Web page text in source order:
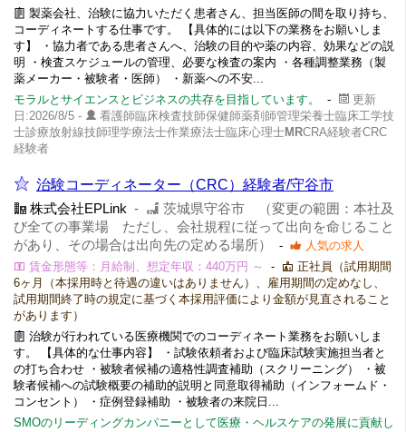
製薬会社、治験に協力いただく患者さん、担当医師の間を取り持ち、
コーディネートする仕事です。 【具体的には以下の業務をお願いしま
す】 ・協力者である患者さんへ、治験の目的や薬の内容、効果などの説
明 ・検査スケジュールの管理、必要な検査の案内 ・各種調整業務（製
薬メーカー・被験者・医師） ・新薬への不安...
モラルとサイエンスとビジネスの共存を目指しています。
-
更新
日:2026/8/5 -
看護師臨床検査技師保健師薬剤師管理栄養士臨床工学技
士診療放射線技師理学療法士作業療法士臨床心理士MRCRA経験者CRC
経験者
治験コーディネーター（CRC）経験者/守谷市
株式会社EPLink -
茨城県守谷市 （変更の範囲：本社及
び全ての事業場 ただし、会社規程に従って出向を命じること
があり、その場合は出向先の定める場所）
-
人気の求人
賃金形態等：月給制、想定年収：440万円 ～
-
正社員（試用期間
6ヶ月（本採用時と待遇の違いはありません）、雇用期間の定めなし、
試用期間終了時の規定に基づく本採用評価により金額が見直されること
があります）
治験が行われている医療機関でのコーディネート業務をお願いしま
す。 【具体的な仕事内容】 ・試験依頼者および臨床試験実施担当者と
の打ち合わせ ・被験者候補の適格性調査補助（スクリーニング） ・被
験者候補への試験概要の補助的説明と同意取得補助（インフォームド・
コンセント） ・症例登録補助 ・被験者の来院日...
SMOのリーディングカンパニーとして医療・ヘルスケアの発展に貢献し